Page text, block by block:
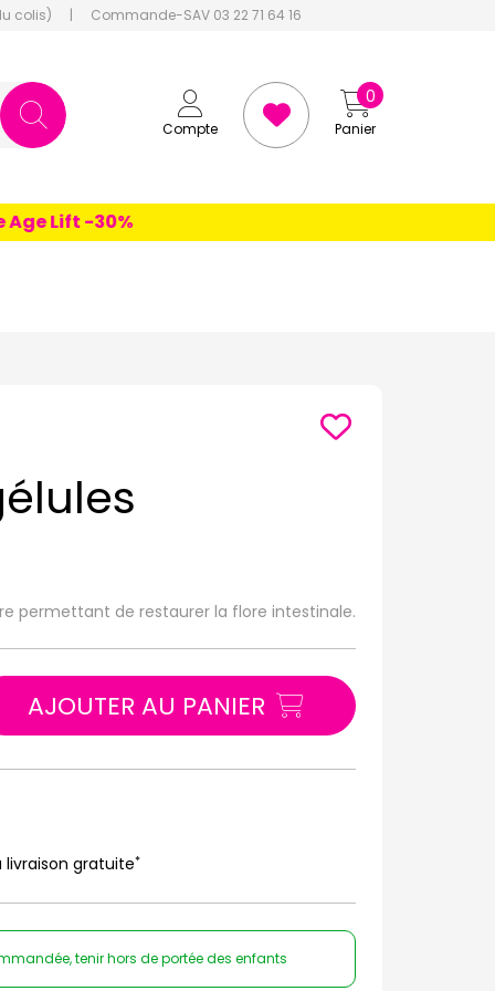
colis) | Commande-SAV 03 22 71 64 16
Compte Panier
0
Lift -30%
permettant de restaurer la flore intestinale.
AJOUTER AU PANIER
gratuite*
tenir hors de portée des enfants